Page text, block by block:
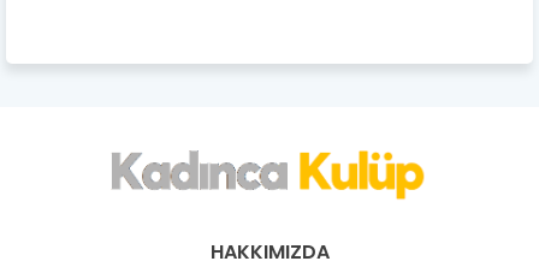
HAKKIMIZDA